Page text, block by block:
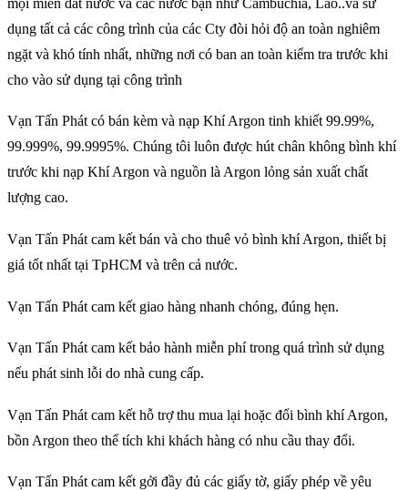
dụng tất cả các công trình của các Cty đòi hỏi độ an toàn nghiêm
ngặt và khó tính nhất, những nơi có ban an toàn kiểm tra trước khi
cho vào sử dụng tại công trình
Vạn Tấn Phát có bán kèm và nạp Khí Argon tinh khiết 99.99%,
99.999%, 99.9995%. Chúng tôi luôn được hút chân không bình khí
trước khi nạp Khí Argon và nguồn là Argon lỏng sản xuất chất
lượng cao.
Vạn Tấn Phát cam kết bán và cho thuê vỏ bình khí Argon, thiết bị
giá tốt nhất tại TpHCM và trên cả nước.
Vạn Tấn Phát cam kết giao hàng nhanh chóng, đúng hẹn.
Vạn Tấn Phát cam kết bảo hành miễn phí trong quá trình sử dụng
nếu phát sinh lỗi do nhà cung cấp.
Vạn Tấn Phát cam kết hỗ trợ thu mua lại hoặc đổi bình khí Argon,
bồn Argon theo thể tích khi khách hàng có nhu cầu thay đổi.
Vạn Tấn Phát cam kết gởi đầy đủ các giấy tờ, giấy phép về yêu